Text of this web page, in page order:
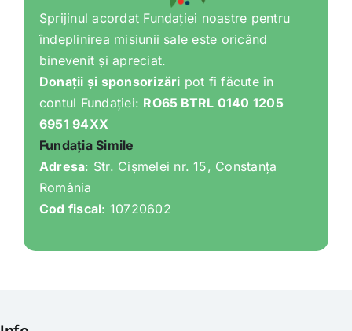
Sprijinul acordat Fundației noastre pentru
îndeplinirea misiunii sale este oricând
binevenit și apreciat.
Donații și sponsorizări pot fi făcute în
contul Fundației: RO65 BTRL 0140 1205
6951 94XX
Fundația Simile
Adresa: Str. Cișmelei nr. 15, Constanța
România
Cod fiscal: 10720602